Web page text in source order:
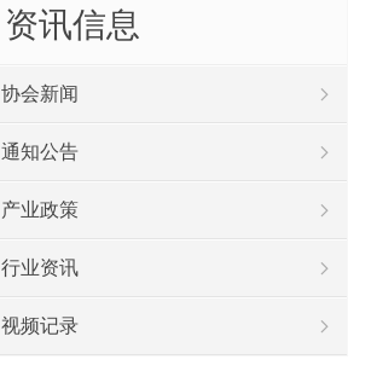
资讯信息
协会新闻
通知公告
产业政策
行业资讯
视频记录